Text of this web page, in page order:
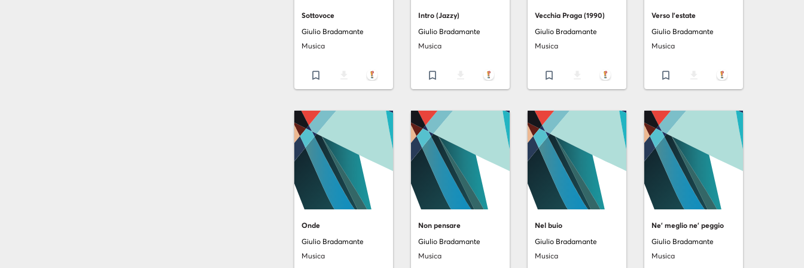
Sottovoce
Giulio Bradamante
Musica
bookmark_border
Intro (Jazzy)
Giulio Bradamante
Musica
bookmark_border
Vecchia Praga (1990)
Giulio Bradamante
Musica
bookmark_border
Verso l'estate
Giulio Bradamante
Musica
bookmark_border
Onde
Giulio Bradamante
Musica
Non pensare
Giulio Bradamante
Musica
Nel buio
Giulio Bradamante
Musica
Ne' meglio ne' peggio
Giulio Bradamante
Musica